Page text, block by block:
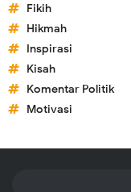
Fikih
Hikmah
Inspirasi
Kisah
Komentar Politik
Motivasi